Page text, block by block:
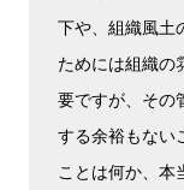
下や、組織風土
ためには組織の
要ですが、その
する余裕もない
ことは何か、本